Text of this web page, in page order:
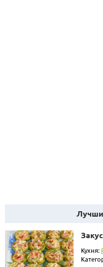
Кухня: